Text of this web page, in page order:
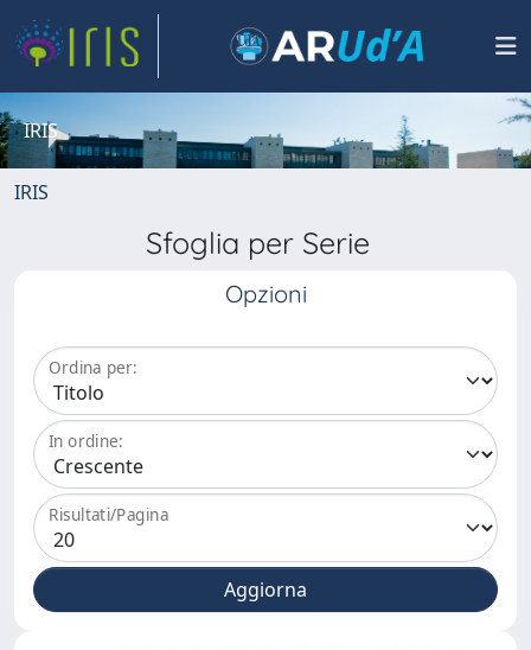
IRIS
IRIS
Sfoglia per Serie
Opzioni
Ordina per:
In ordine:
Risultati/Pagina